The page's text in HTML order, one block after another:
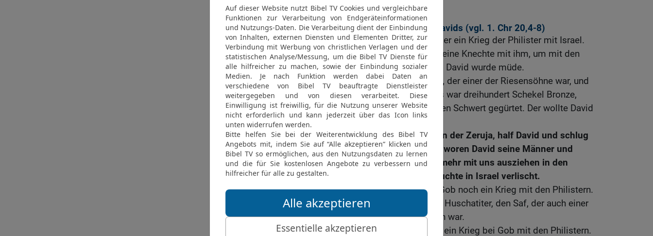
dem Lande wieder gnädig.
Heldentaten der Krieger Davids (vgl. 1. Chr 20,4-8)
15 Es erhob sich aber wieder ein Krieg der Philister mit Israel.
Und David zog hinab und seine Knechte mit ihm, um mit den
Philistern zu kämpfen. Und David wurde müde.
16 In Nob aber war Jischbi, der einer der Riesensöhne war, und
das Gewicht seines Speers war dreihundert Schekel Bronze,
dazu war er mit einem neuen Schwert gegürtet. Der wollte David
17 Aber Abischai, der Sohn der Zeruja, half David und schlug
den Philister tot. Da beschworen David seine Männer und
sprachen: Du sollst nicht mehr mit uns ausziehen in den
Kampf, damit nicht die Leuchte in Israel verlischt.
18 Danach erhob sich bei Gob noch ein Krieg mit den Philistern.
Da erschlug Sibbechai, der Huschatiter, den Saf, der auch einer
vom Geschlecht der Riesen war.
19 Und es erhob sich noch ein Krieg bei Gob mit den Philistern.